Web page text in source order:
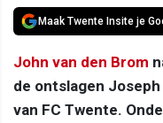
Maak Twente Insite je
John van den Brom
de ontslagen
van FC Twente.